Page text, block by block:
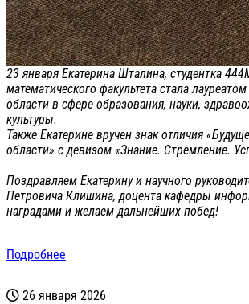
23 января Екатерина Шталина, студентка
математического факультета стала
области в сфере образования, науки,
культуры.
Также Екатерине вручен знак отличия
области» с девизом «Знание. Стремление.
Поздравляем Екатерину и научного
Петровича Клишина, доцента кафедры
наградами и желаем дальнейших побед!
Подробнее
26 января 2026